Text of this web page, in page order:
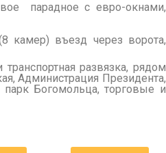
парадное с евро-окнами,
камер) въезд через ворота,
развязка, рядом
Администрация Президента,
Богомольца, торговые и